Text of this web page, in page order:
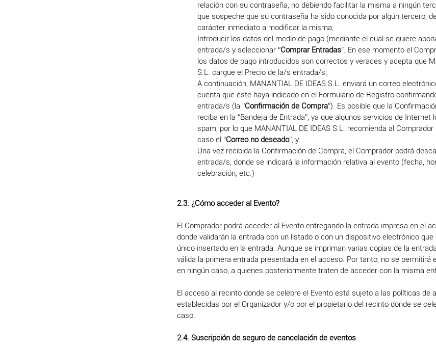
relación con su contraseña, no debiendo facilitar la misma a ningún
que sospeche que su contraseña ha sido conocida por algún tercero,
carácter inmediato a modificar la misma;
Introducir los datos del medio de pago (mediante el cual se quiere
entrada/s y seleccionar “Comprar Entradas”. En ese momento el
los datos de pago introducidos son correctos y veraces y acepta que
S.L. cargue el Precio de la/s entrada/s;
A continuación, MANANTIAL DE IDEAS S.L. enviará un correo
cuenta que éste haya indicado en el Formulario de Registro
entrada/s (la “Confirmación de Compra”). Es posible que la
reciba en la “Bandeja de Entrada”, ya que algunos servicios de Internet
spam, por lo que MANANTIAL DE IDEAS S.L. recomienda al
caso el “Correo no deseado”; y
Una vez recibida la Confirmación de Compra, el Comprador podrá
entrada/s, donde se indicará la información relativa al evento (fecha,
celebración, etc.)
2.3. ¿Cómo acceder al Evento?
El Comprador podrá acceder al Evento entregando la entrada impresa en el
donde validarán la entrada con un listado o con un dispositivo electrónico
único insertado en la entrada. Aunque se impriman varias copias de la
válida la primera entrada presentada en el acceso. Por tanto, no se permitirá
en ningún caso, a quienes posteriormente traten de acceder con la misma
El acceso al recinto donde se celebre el Evento está sujeto a las políticas de
establecidas por el Organizador y/o por el propietario del recinto donde se
caso.
2.4. Suscripción de seguro de cancelación de eventos